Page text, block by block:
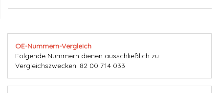
OE-Nummern-Vergleich
Folgende Nummern dienen ausschließlich zu
Vergleichszwecken: 82 00 714 033